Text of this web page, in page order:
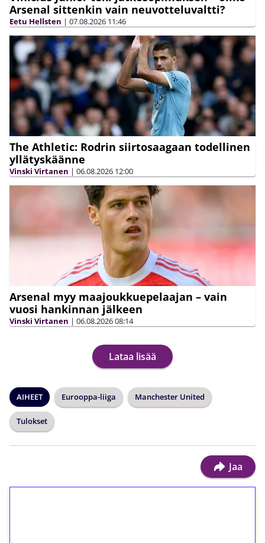
Arsenal sittenkin vain neuvotteluvaltti?
Eetu Hellsten | 07.08.2026 11:46
The Athletic: Rodrin siirtosaagaan todellinen
yllätyskäänne
Vinski Virtanen | 06.08.2026 12:00
Arsenal myy maajoukkuepelaajan – vain
vuosi hankinnan jälkeen
Vinski Virtanen | 06.08.202608:14
Lataa lisää
AIHEET Eurooppa-liiga Manchester United
Tulokset
Jaa